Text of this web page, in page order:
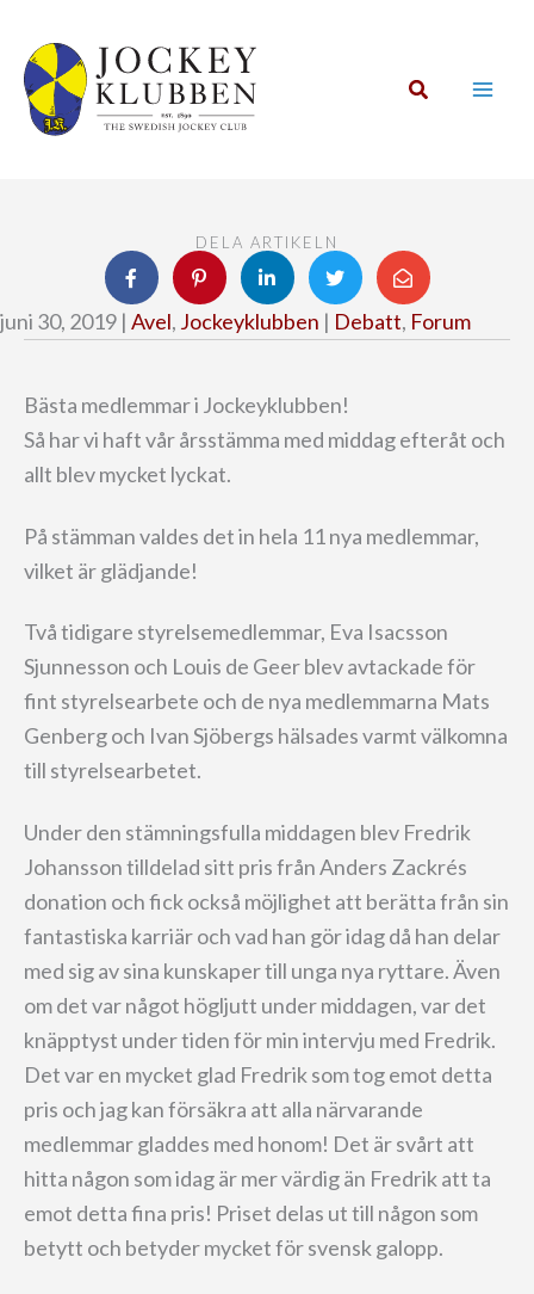
innehåll
Sök
DELA ARTIKELN
juni 30, 2019 | Avel, Jockeyklubben | Debatt, Forum
Bästa medlemmar i Jockeyklubben!
Så har vi haft vår årsstämma med middag efteråt och
allt blev mycket lyckat.
På stämman valdes det in hela 11 nya medlemmar,
vilket är glädjande!
Två tidigare styrelsemedlemmar, Eva Isacsson
Sjunnesson och Louis de Geer blev avtackade för
fint styrelsearbete och de nya medlemmarna Mats
Genberg och Ivan Sjöbergs hälsades varmt välkomna
till styrelsearbetet.
Under den stämningsfulla middagen blev Fredrik
Johansson tilldelad sitt pris från Anders Zackrés
donation och fick också möjlighet att berätta från sin
fantastiska karriär och vad han gör idag då han delar
med sig av sina kunskaper till unga nya ryttare. Även
om det var något högljutt under middagen, var det
knäpptyst under tiden för min intervju med Fredrik.
Det var en mycket glad Fredrik som tog emot detta
pris och jag kan försäkra att alla närvarande
medlemmar gladdes med honom! Det är svårt att
hitta någon som idag är mer värdig än Fredrik att ta
emot detta fina pris! Priset delas ut till någon som
betytt och betyder mycket för svensk galopp.